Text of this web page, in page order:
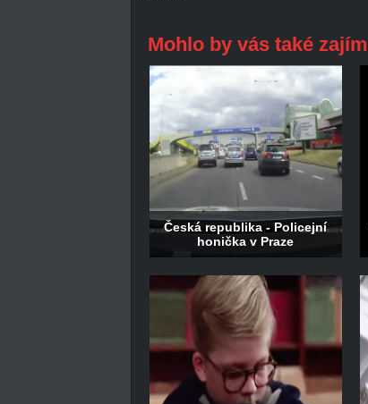
Mohlo by vás také
Česká republika - Policejní
honička v Praze